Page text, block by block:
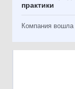
практики
Компания вошла